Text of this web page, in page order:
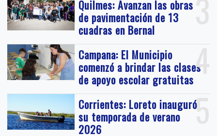
3
Quilmes: Avanzan las obras
de pavimentación de 13
cuadras en Bernal
4
Campana: El Municipio
comenzó a brindar las clases
de apoyo escolar gratuitas
5
Corrientes: Loreto inauguró
su temporada de verano
2026